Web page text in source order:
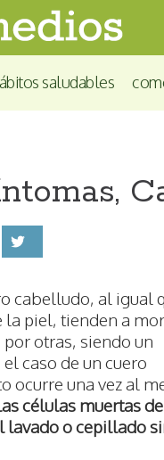
saludables
cabelludo, al igual
la piel, tienden a
otras, siendo un
caso de un cuero
ocurre una vez al
células muertas de
lavado o cepillado